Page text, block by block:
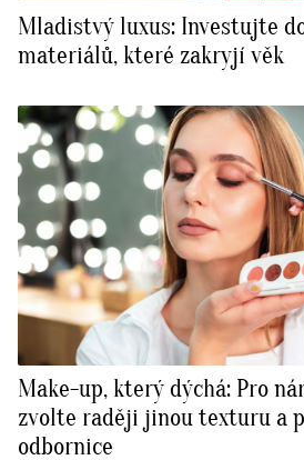
Mladistvý luxus: Investujte
materiálů, které zakryjí věk
Make-up, který dýchá: Pro
zvolte raději jinou texturu a
odbornice